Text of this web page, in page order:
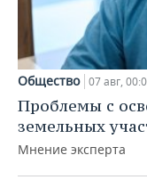
Общество 07 авг,
Проблемы с
земельных
Мнение эксперта